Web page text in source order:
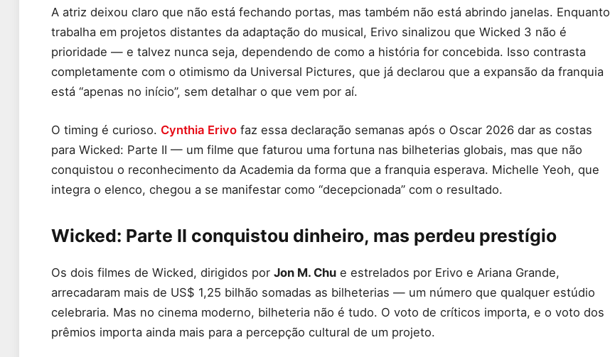
A atriz deixou claro que não está fechando portas, mas também não está abrindo janelas. Enquanto
trabalha em projetos distantes da adaptação do musical, Erivo sinalizou que Wicked 3 não é
prioridade — e talvez nunca seja, dependendo de como a história for concebida. Isso contrasta
completamente com o otimismo da Universal Pictures, que já declarou que a expansão da franquia
está “apenas no início”, sem detalhar o que vem por aí.
O timing é curioso. Cynthia Erivo faz essa declaração semanas após o Oscar 2026 dar as costas
para Wicked: Parte II — um filme que faturou uma fortuna nas bilheterias globais, mas que não
conquistou o reconhecimento da Academia da forma que a franquia esperava. Michelle Yeoh, que
integra o elenco, chegou a se manifestar como “decepcionada” com o resultado.
Wicked: Parte II conquistou dinheiro, mas perdeu prestígio
Os dois filmes de Wicked, dirigidos por Jon M. Chu e estrelados por Erivo e Ariana Grande,
arrecadaram mais de US$ 1,25 bilhão somadas as bilheterias — um número que qualquer estúdio
celebraria. Mas no cinema moderno, bilheteria não é tudo. O voto de críticos importa, e o voto dos
prêmios importa ainda mais para a percepção cultural de um projeto.